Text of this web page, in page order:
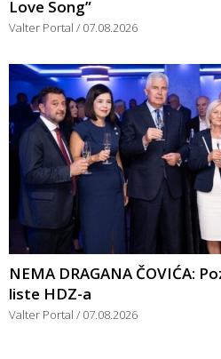
Love Song”
Valter Portal 07.08.2026
NEMA DRAGANA ČOVIĆA:
liste HDZ-a
Valter Portal 07.08.2026